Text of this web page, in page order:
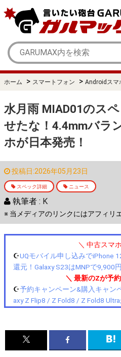
ホーム > スマートフォン > Androidスマ
水月雨 MIAD01のス
せたな！4.4mmバラ
ホが日本発売！
投稿日:2026年05月23日
スペック詳細 ニュース
執筆者 : K
※ 当メディアのリンクにはアフィリ
＼ 中古スマ
☪️UQモバイル申し込みでiPhone
還元！Galaxy S23はMNPで9,900円
＼ 最新のZが予
☪️予約キャンペーン&購入キャン
axy Z Flip8 / Z Fold8 / Z Fold8